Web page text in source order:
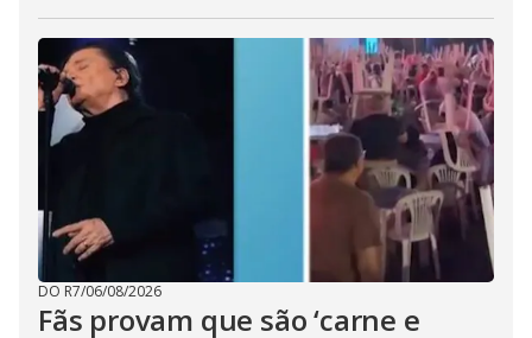
DO R7/06/08/2026
Fãs provam que são ‘carne e